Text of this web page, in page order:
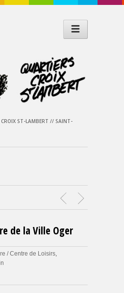
CROIX ST-LAMBERT // SAINT-
de la Ville Oger
/ Centre de Loisirs,